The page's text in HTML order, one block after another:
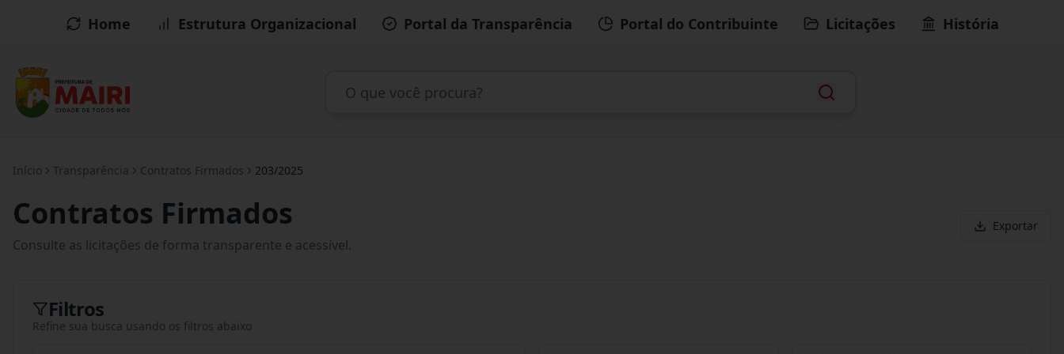
Home Estrutura Organizacional Portal da Transparência Portal do Contribuinte Licitações História
Início Transparência Contratos Firmados 203/2025
Contratos Firmados
Consulte as licitações de forma transparente e acessível.
Exportar
Filtros
Refine sua busca usando os filtros abaixo